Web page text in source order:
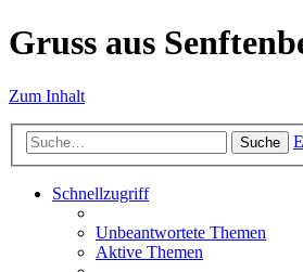
Gruss aus
Zum Inhalt
Suche
Schnellzugriff
Unbeantwortete Themen
Aktive Themen